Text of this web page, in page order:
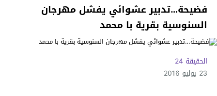
فضيحة…تدبير عشوائي يفشل مهرجان
السنوسية بقرية با محمد
الحقيقة 24
23 يوليو 2016